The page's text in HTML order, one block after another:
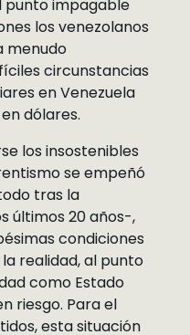
punto impagable
los venezolanos
menudo
circunstancias
en Venezuela
dólares.
los insostenibles
se empeñó
tras la
últimos 20 años-,
condiciones
realidad, al punto
como Estado
riesgo. Para el
esta situación